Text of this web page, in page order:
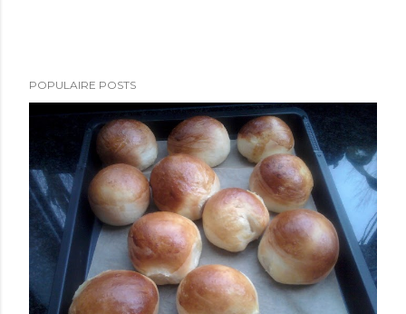
POPULAIRE POSTS